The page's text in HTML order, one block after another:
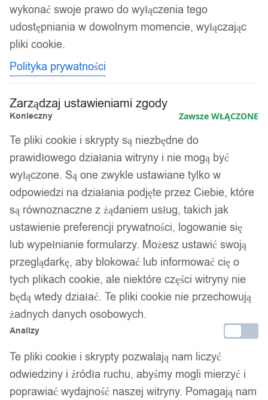
wykonać swoje prawo do wyłączenia tego
udostępniania w dowolnym momencie, wyłączając
pliki cookie.
Polityka prywatności
Zarządzaj ustawieniami zgody
Konieczny Zawsze WŁĄCZONE
Te pliki cookie i skrypty są niezbędne do
prawidłowego działania witryny i nie mogą być
wyłączone. Są one zwykle ustawiane tylko w
odpowiedzi na działania podjęte przez Ciebie, które
są równoznaczne z żądaniem usług, takich jak
ustawienie preferencji prywatności, logowanie się
lub wypełnianie formularzy. Możesz ustawić swoją
przeglądarkę, aby blokować lub informować cię o
tych plikach cookie, ale niektóre części witryny nie
będą wtedy działać. Te pliki cookie nie przechowują
żadnych danych osobowych.
Analizy
Te pliki cookie i skrypty pozwalają nam liczyć
odwiedziny i źródła ruchu, abyśmy mogli mierzyć i
poprawiać wydajność naszej witryny. Pomagają nam